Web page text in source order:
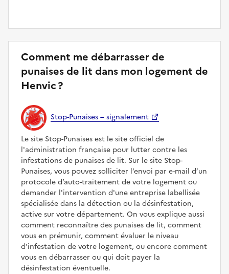
Comment me débarrasser de
punaises de lit dans mon logement de
Henvic ?
Stop-Punaises – signalement
Le site Stop-Punaises est le site officiel de
l'administration française pour lutter contre les
infestations de punaises de lit. Sur le site Stop-
Punaises, vous pouvez solliciter l’envoi par e-mail d’un
protocole d’auto-traitement de votre logement ou
demander l'intervention d'une entreprise labellisée
spécialisée dans la détection ou la désinfestation,
active sur votre département. On vous explique aussi
comment reconnaître des punaises de lit, comment
vous en prémunir, comment évaluer le niveau
d’infestation de votre logement, ou encore comment
vous en débarrasser ou qui doit payer la
désinfestation éventuelle.